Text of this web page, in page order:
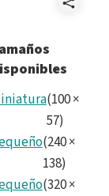
(100×
57)
(240×
138)
(320×